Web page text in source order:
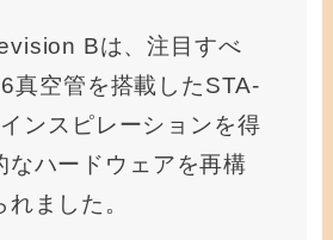
Bは、注目すべ
真空管を搭載したSTA-
ンスピレーションを得
なハードウェアを再構
ました。